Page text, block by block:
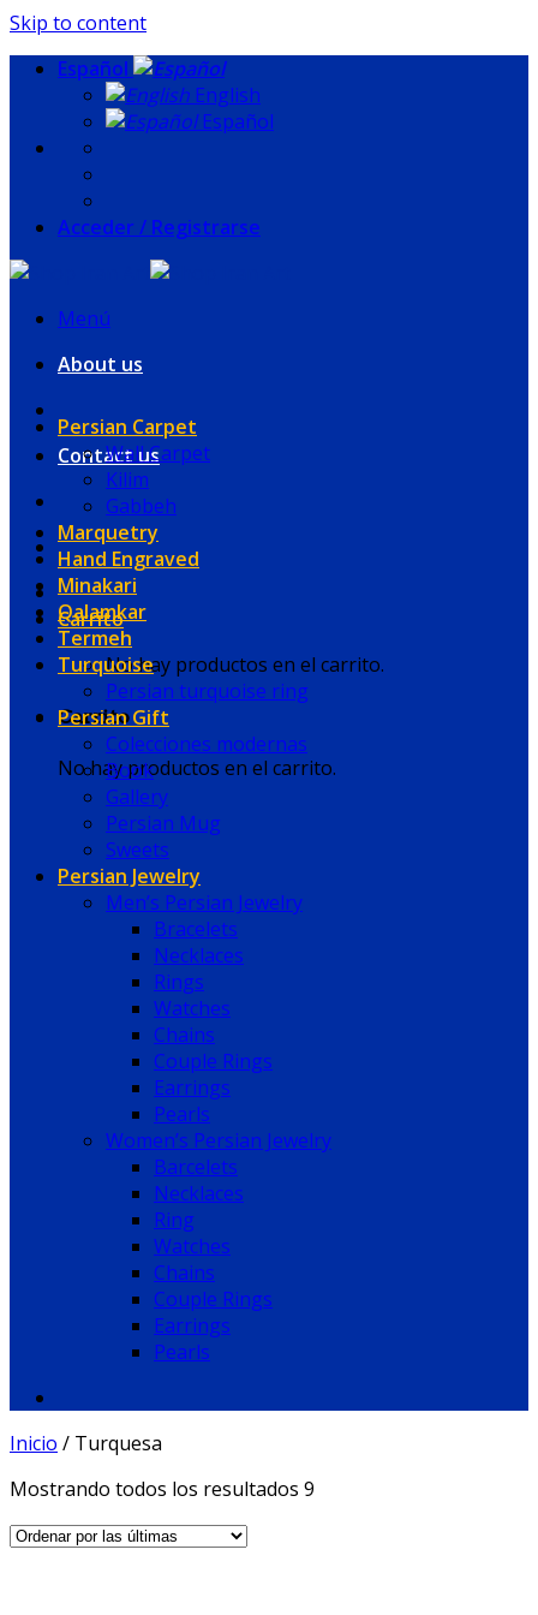
Skip to content
Español
English
Español
Acceder / Registrarse
Menú
About us
Contact us
Carrito
No hay productos en el carrito.
Carrito
No hay productos en el carrito.
Persian Carpet
Wall Carpet
Kilim
Gabbeh
Marquetry
Hand Engraved
Minakari
Qalamkar
Termeh
Turquoise
Persian turquoise ring
Persian Gift
Colecciones modernas
Book
Gallery
Persian Mug
Sweets
Persian Jewelry
Men’s Persian Jewelry
Bracelets
Necklaces
Rings
Watches
Chains
Couple Rings
Earrings
Pearls
Women’s Persian Jewelry
Barcelets
Necklaces
Ring
Watches
Chains
Couple Rings
Earrings
Pearls
Inicio / Turquesa
Mostrando todos los resultados 9